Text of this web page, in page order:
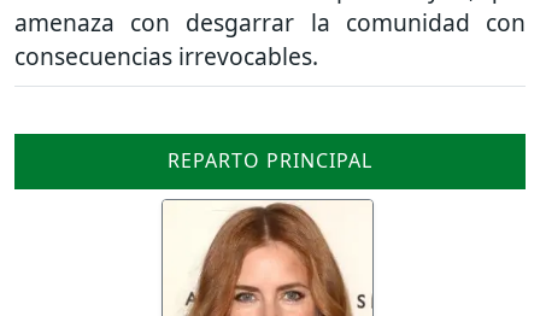
amenaza con desgarrar la comunidad con
consecuencias irrevocables.
REPARTO PRINCIPAL